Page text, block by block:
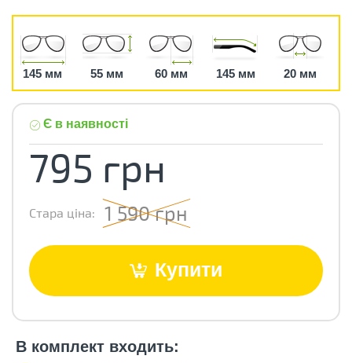
145 мм 55 мм 60 мм 145 мм 20 мм
Є в наявності
795 грн
Стара ціна: 1 590 грн
Купити
В комплект входить: